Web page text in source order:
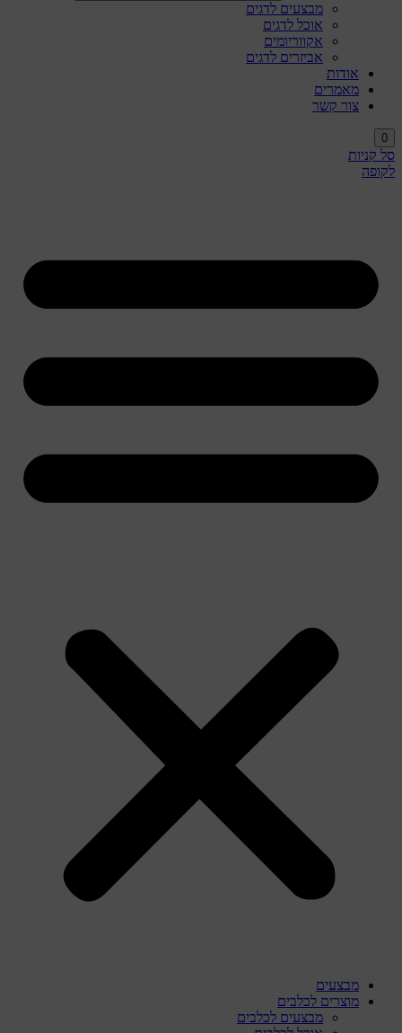
מבצעים לדגים
אוכל לדגים
אקווריומים
אביזרים לדגים
אודות
מאמרים
צור קשר
0
סל קניות
לקופה
מבצעים
מוצרים לכלבים
מבצעים לכלבים